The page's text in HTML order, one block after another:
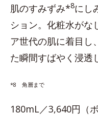
肌のすみずみ*8にし
ション。化粧水がな
ア世代の肌に着目し
た瞬間すばやく浸透
*8 角層まで
180mL／3,640円（